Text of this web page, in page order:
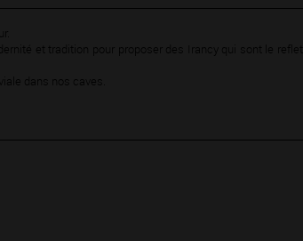
et tradition pour proposer des Irancy qui sont le reflet
dans nos caves.